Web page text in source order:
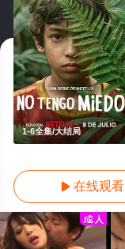
1-6全集/大结局
 在线观看